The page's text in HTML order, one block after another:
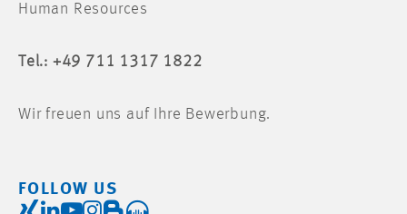
Human Resources
Tel.: +49 711 1317 1822
Wir freuen uns auf Ihre Bewerbung.
FOLLOW US